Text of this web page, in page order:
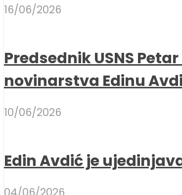
16/06/2026
Predsednik USNS
novinarstva Edinu
10/06/2026
Edin Avdić je